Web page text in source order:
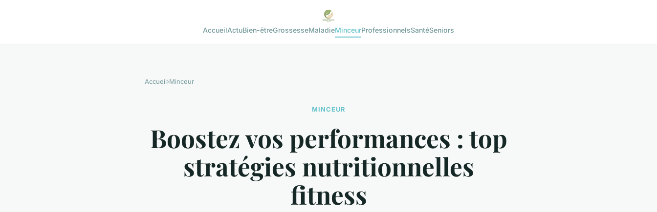
AccueilActuBien-êtreGrossesseMaladieMinceurProfessionnelsSantéSeniors
Accueil›Minceur
MINCEUR
Boostez vos performances : top
stratégies nutritionnelles
fitness